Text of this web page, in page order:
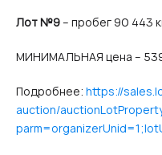
Лот №9– пробег 90 443
МИНИМАЛЬНАЯ цена –
Подробнее: https://
auction/